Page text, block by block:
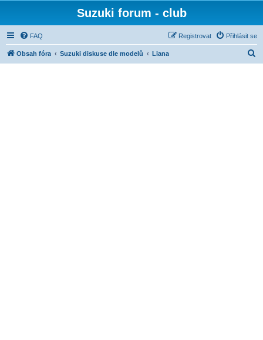
Suzuki forum - club
FAQ Přihlásit se
Registrovat
Obsah fóra Suzuki diskuse dle modelů Liana